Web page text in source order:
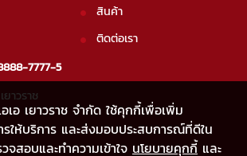
เอ เยาวราช จำกัด ใช้คุกกี้เพื่อเพิ่ม
รให้บริการ และส่งมอบประสบการณ์ที่ดีใน
จสอบและทำความเข้าใจ นโยบายคุกกี้และ
สินค้า
ติดต่อเรา
7777-5
ยาวราช